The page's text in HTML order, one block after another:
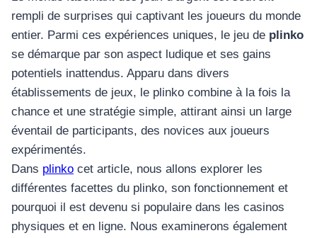
rempli de surprises qui captivant les joueurs du monde
entier. Parmi ces expériences uniques, le jeu de plinko
se démarque par son aspect ludique et ses gains
potentiels inattendus. Apparu dans divers
établissements de jeux, le plinko combine à la fois la
chance et une stratégie simple, attirant ainsi un large
éventail de participants, des novices aux joueurs
expérimentés.
Dans plinko cet article, nous allons explorer les
différentes facettes du plinko, son fonctionnement et
pourquoi il est devenu si populaire dans les casinos
physiques et en ligne. Nous examinerons également